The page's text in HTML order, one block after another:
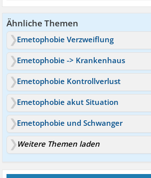
Ähnliche Themen
Emetophobie Verzweiflung
Emetophobie -> Krankenhaus
Emetophobie Kontrollverlust
Emetophobie akut Situation
Emetophobie und Schwanger
Weitere Themen laden